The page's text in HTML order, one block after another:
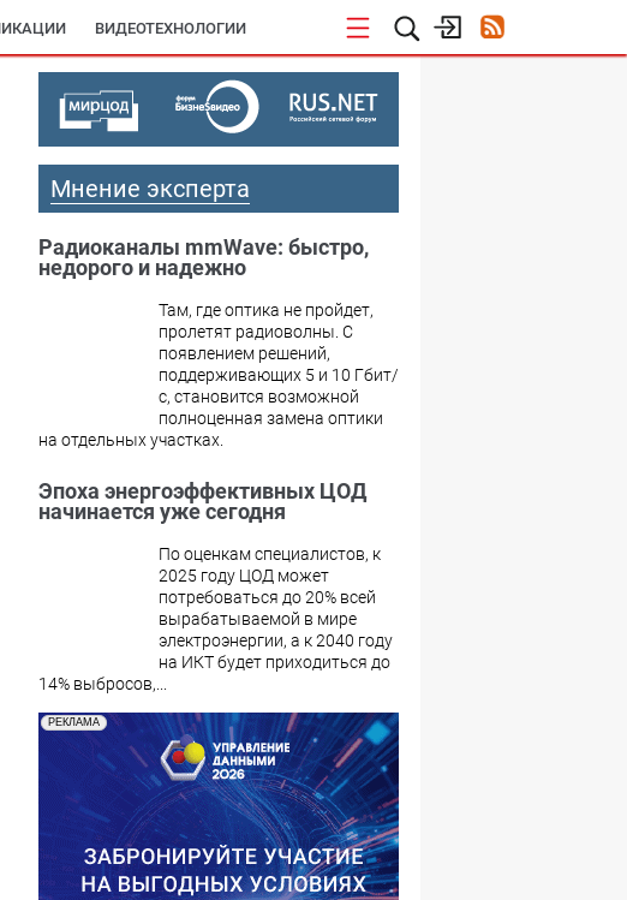
ВИДЕОТЕХНОЛОГИИ
Мнение эксперта
Радиоканалы mmWave: быстро,
недорого и надежно
Там, где оптика не пройдет,
пролетят радиоволны. С
появлением решений,
поддерживающих 5 и 10 Гбит/
с, становится возможной
полноценная замена оптики
на отдельных участках.
Эпоха энергоэффективных ЦОД
начинается уже сегодня
По оценкам специалистов, к
2025 году ЦОД может
потребоваться до 20% всей
вырабатываемой в мире
электроэнергии, а к 2040 году
на ИКТ будет приходиться до
14% выбросов,...
РЕКЛАМА